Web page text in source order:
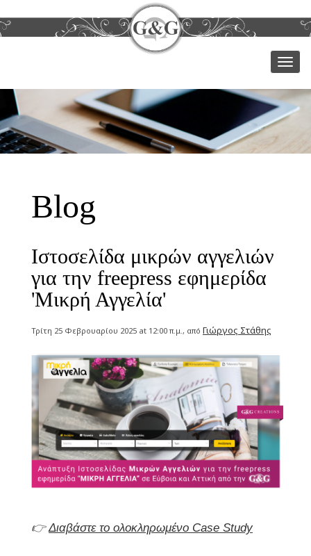
Blog
Ιστοσελίδα μικρών αγγελιών
για την freepress εφημερίδα
'Μικρή Αγγελία'
Τρίτη 25 Φεβρουαρίου 2025 at 12:00 π.μ., από Γιώργος Στάθης
👉Διαβάστε το ολοκληρωμένο Case Study